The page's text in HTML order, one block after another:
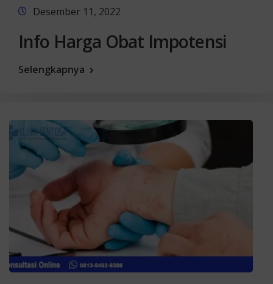
Desember 11, 2022
Info Harga Obat Impotensi
Selengkapnya